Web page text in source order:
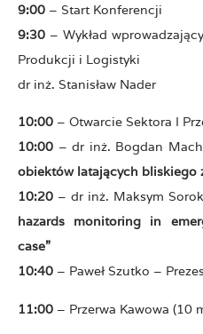
9:00 – Start Konferencji
9:30 – Wykład
Produkcji i Logistyki
dr inż. Stanisław Nader
10:00 – Otwarcie Sektora I
10:00 – dr inż. Bogdan
obiektów latających bliskiego
10:20 – dr inż. Maksym
hazards monitoring in
case”
10:40 – Paweł Szutko –
11:00 – Przerwa Kawowa (10